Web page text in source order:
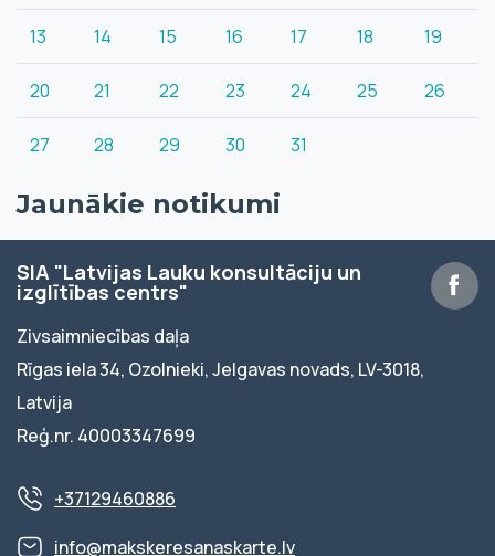
13 14 15 16 17 18 19
20 21 22 23 24 25 26
27 28 29 30 31
Jaunākie notikumi
SIA "Latvijas Lauku konsultāciju un
izglītības centrs"
Zivsaimniecības daļa
Rīgas iela 34, Ozolnieki, Jelgavas novads, LV-3018,
Latvija
Reģ.nr. 40003347699
+37129460886
info@makskeresanaskarte.lv